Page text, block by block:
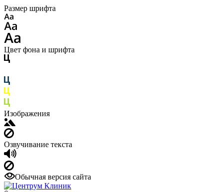
Размер шрифта
Цвет фона и шрифта
Изображения
Озвучивание текста
Обычная версия сайта